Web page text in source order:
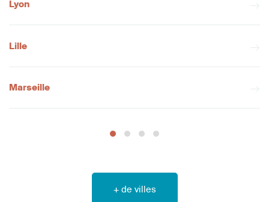
Lyon
Lille
Marseille
+ de villes